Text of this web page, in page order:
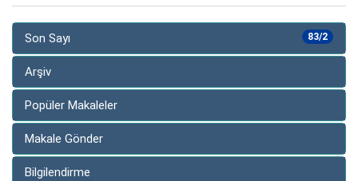
83/2
Son Sayı
Arşiv
Popüler Makaleler
Makale Gönder
Bilgilendirme